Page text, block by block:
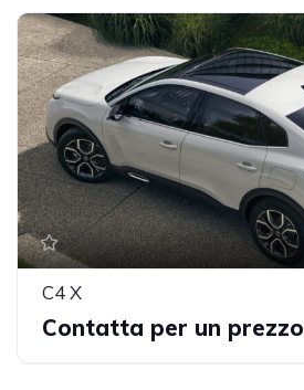
C4 X
Contatta per un prezzo